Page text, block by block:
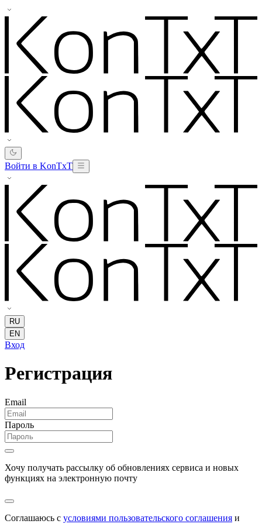
Войти в KonTxT
RU
EN
Вход
Регистрация
Email
Пароль
Хочу получать рассылку об обновлениях сервиса и новых
функциях на электронную почту
Соглашаюсь с условиями пользовательского соглашения и